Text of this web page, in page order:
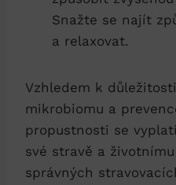
Snažte se najít
a relaxovat.
Vzhledem k
mikrobiomu a
propustnosti se
své stravě a
správných